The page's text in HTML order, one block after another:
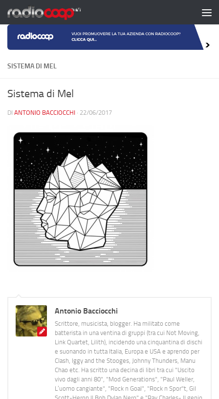
Salta al contenuto
SISTEMA DI MEL
Sistema di Mel
DI ANTONIO BACCIOCCHI · 22/06/2017
Antonio Bacciocchi
Scrittore, musicista, blogger. Ha militato come
batterista in una ventina di gruppi (tra cui Not Moving,
Link Quartet, Lilith), incidendo una cinquantina di dischi
e suonando in tutta Italia, Europa e USA e aprendo per
Clash, Iggy and the Stooges, Johnny Thunders, Manu
Chao etc. Ha scritto una decina di libri tra cui "Uscito
vivo dagli anni 80", "Mod Generations", "Paul Weller,
L’uomo cangiante", "Rock n Goal", "Rock n Spor"t, Gil